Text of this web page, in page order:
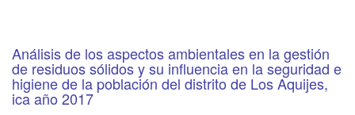
Análisis de los aspectos ambientales en la gestión
de residuos sólidos y su influencia en la seguridad e
higiene de la población del distrito de Los Aquijes,
ica año 2017